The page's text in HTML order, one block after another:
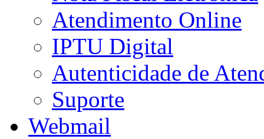
Atendimento Online
IPTU Digital
Autenticidade de
Suporte
Webmail